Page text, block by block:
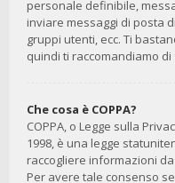
personale definibile,
inviare messaggi di posta
gruppi utenti, ecc. Ti
quindi ti raccomandiamo di
Che cosa è COPPA?
COPPA, o Legge sulla
1998, è una legge
raccogliere informazioni
Per avere tale consenso